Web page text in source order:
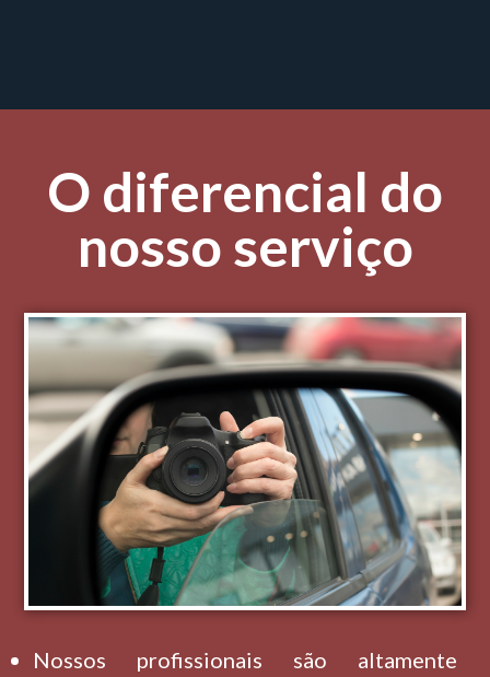
O diferencial do
nosso serviço
Nossos profissionais são altamente